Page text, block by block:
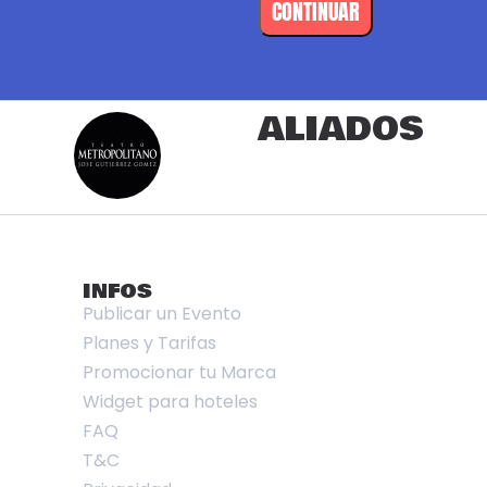
CONTINUAR
ALIADOS
INFOS
Publicar un Evento
Planes y Tarifas
Promocionar tu Marca
Widget para hoteles
FAQ
T&C